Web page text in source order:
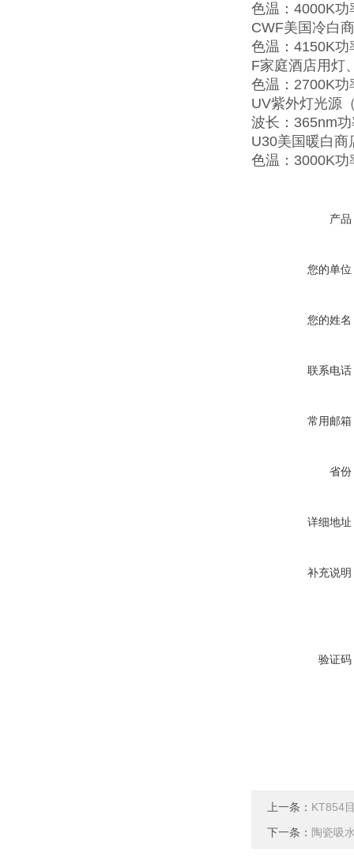
色温：4000K功
CWF美国冷白
色温：4150K功
F家庭酒店用灯
色温：2700K功
UV紫外灯光源
波长：365nm
U30美国暖白商
色温：3000K功
产品
您的单位
您的姓名
联系电话
常用邮箱
省份
详细地址
补充说明
验证码
上一条： KT854
下一条： 陶瓷吸